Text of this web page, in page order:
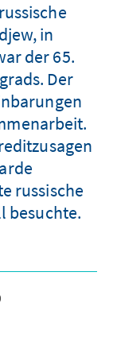
in
der 65.
Der
russische
besuchte.